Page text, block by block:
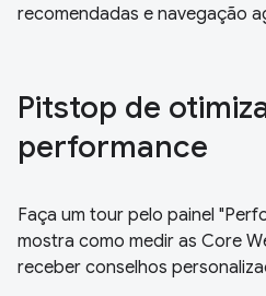
recomendadas e navegação
Pitstop de
performance
Faça um tour pelo painel
mostra como medir as Core
receber conselhos